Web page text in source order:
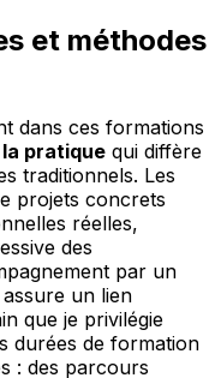
et méthodes
dans ces formations
pratique qui diffère
traditionnels. Les
projets concrets
réelles,
des
par un
un lien
que je privilégie
durées de formation
: des parcours